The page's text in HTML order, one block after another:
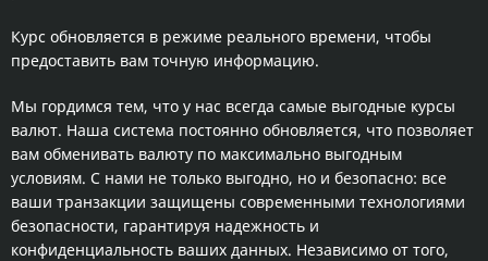
Курс обновляется в режиме реального времени, чтобы
предоставить вам точную информацию.
Мы гордимся тем, что у нас всегда самые выгодные курсы
валют. Наша система постоянно обновляется, что позволяет
вам обменивать валюту по максимально выгодным
условиям. С нами не только выгодно, но и безопасно: все
ваши транзакции защищены современными технологиями
безопасности, гарантируя надежность и
конфиденциальность ваших данных. Независимо от того,